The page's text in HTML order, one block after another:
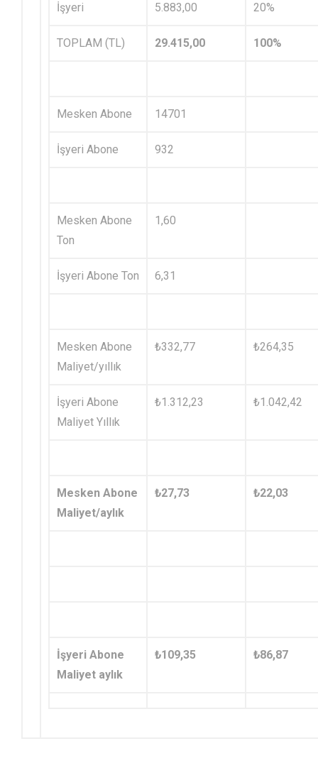
İşyeri 5.883,00 20%
TOPLAM (TL) 29.415,00 100%
Mesken Abone 14701
İşyeri Abone 932
Mesken Abone
Ton
1,60
İşyeri Abone Ton 6,31
Mesken Abone
Maliyet/yıllık
₺332,77 ₺264,35
İşyeri Abone
Maliyet Yıllık
₺1.312,23 ₺1.042,42
Mesken Abone
Maliyet/aylık
₺27,73 ₺22,03
İşyeri Abone
Maliyet aylık
₺109,35 ₺86,87